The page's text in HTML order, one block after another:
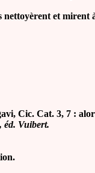
et mirent
Cat. 3, 7 :
éd. Vuibert.